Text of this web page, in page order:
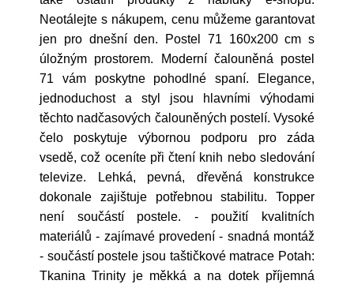
Neotálejte s nákupem, cenu můžeme garantovat
jen pro dnešní den. Postel 71 160x200 cm s
úložným prostorem. Moderní čalouněná postel
71 vám poskytne pohodlné spaní. Elegance,
jednoduchost a styl jsou hlavními výhodami
těchto nadčasových čalouněných postelí. Vysoké
čelo poskytuje výbornou podporu pro záda
vsedě, což oceníte při čtení knih nebo sledování
televize. Lehká, pevná, dřevěná konstrukce
dokonale zajištuje potřebnou stabilitu. Topper
není součástí postele. - použití kvalitních
materiálů - zajímavé provedení - snadná montáž
- součástí postele jsou taštičkové matrace Potah:
Tkanina Trinity je měkká a na dotek příjemná